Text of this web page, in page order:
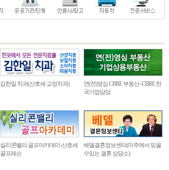
김한일 치과(산호세 교정치과)
연(전)영심 CBRE 부동산 -CBRE 한
국기업담당
실리콘밸리 골프아카데미-산호세
골프레슨
베델결혼정보센타(미주에서 믿을
수있는 결혼 상담소)